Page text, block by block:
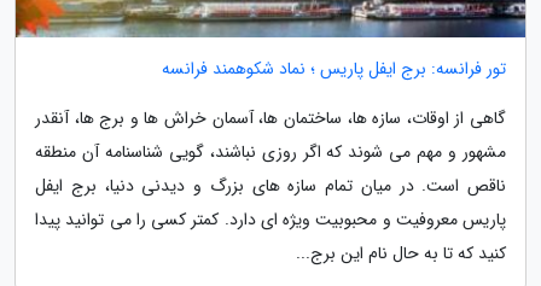
تور فرانسه: برج ایفل پاریس ؛ نماد شکوهمند فرانسه
گاهی از اوقات، سازه ها، ساختمان ها، آسمان خراش ها و برج ها، آنقدر
مشهور و مهم می شوند که اگر روزی نباشند، گویی شناسنامه آن منطقه
ناقص است. در میان تمام سازه های بزرگ و دیدنی دنیا، برج ایفل
پاریس معروفیت و محبوبیت ویژه ای دارد. کمتر کسی را می توانید پیدا
کنید که تا به حال نام این برج...